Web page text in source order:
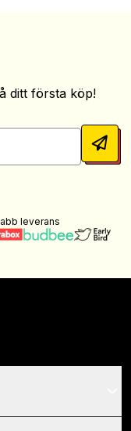
ditt första köp!
leverans